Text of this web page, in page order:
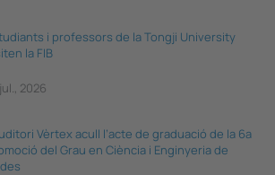
i professors de la Tongji University
la FIB
2026
Vèrtex acull l’acte de graduació de la 6a
del Grau en Ciència i Enginyeria de